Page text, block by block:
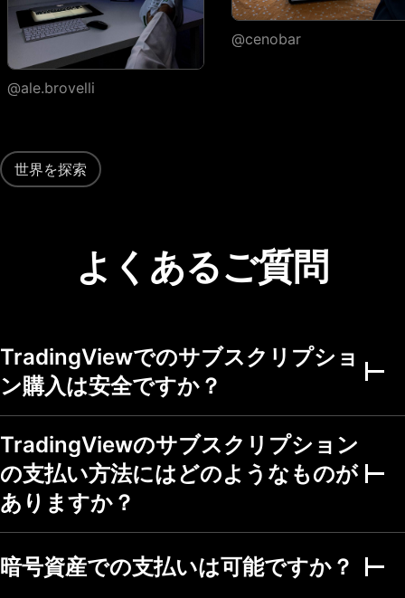
フラグシンボルの色 1 7 7
インポート・エクス
ポート
ポートフォリオ
50
ポートフォリオごと
稼働中の価格アラー
ト
3
稼働中のテクニカル
アラート (インジケー
ター・ストラテジ
ー・描画)
20 100
稼働中のウォッチリ
ストアラート
@ale.brovelli
@cenobar
世界を探索
よくあるご質問
TradingViewでのサブスクリプショ
ン購入は安全ですか？
TradingViewのサブスクリプション
の支払い方法にはどのようなものが
ありますか？
暗号資産での支払いは可能ですか？